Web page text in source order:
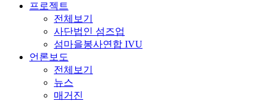
프로젝트
전체보기
사단법인 섬즈업
섬마을봉사연합 IVU
언론보도
전체보기
뉴스
매거진